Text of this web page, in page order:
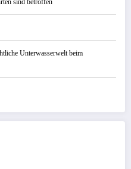
Unterwasserwelt beim